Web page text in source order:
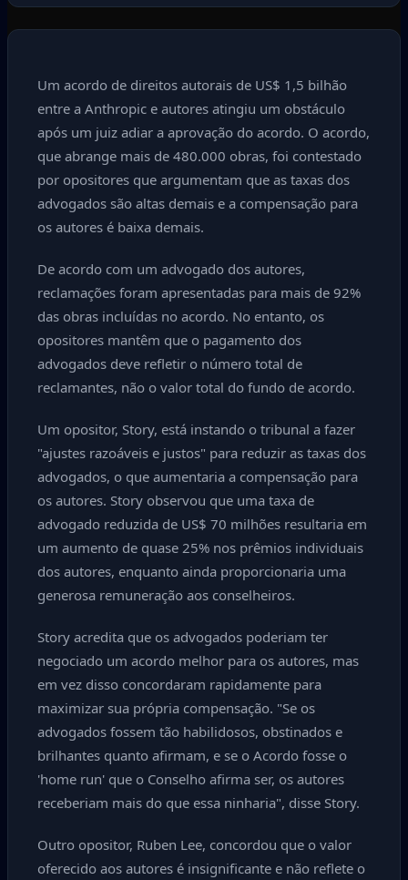
Um acordo de direitos autorais de US$ 1,5 bilhão
entre a Anthropic e autores atingiu um obstáculo
após um juiz adiar a aprovação do acordo. O acordo,
que abrange mais de 480.000 obras, foi contestado
por opositores que argumentam que as taxas dos
advogados são altas demais e a compensação para
os autores é baixa demais.
De acordo com um advogado dos autores,
reclamações foram apresentadas para mais de 92%
das obras incluídas no acordo. No entanto, os
opositores mantêm que o pagamento dos
advogados deve refletir o número total de
reclamantes, não o valor total do fundo de acordo.
Um opositor, Story, está instando o tribunal a fazer
"ajustes razoáveis e justos" para reduzir as taxas dos
advogados, o que aumentaria a compensação para
os autores. Story observou que uma taxa de
advogado reduzida de US$ 70 milhões resultaria em
um aumento de quase 25% nos prêmios individuais
dos autores, enquanto ainda proporcionaria uma
generosa remuneração aos conselheiros.
Story acredita que os advogados poderiam ter
negociado um acordo melhor para os autores, mas
em vez disso concordaram rapidamente para
maximizar sua própria compensação. "Se os
advogados fossem tão habilidosos, obstinados e
brilhantes quanto afirmam, e se o Acordo fosse o
'home run' que o Conselho afirma ser, os autores
receberiam mais do que essa ninharia", disse Story.
Outro opositor, Ruben Lee, concordou que o valor
oferecido aos autores é insignificante e não reflete o